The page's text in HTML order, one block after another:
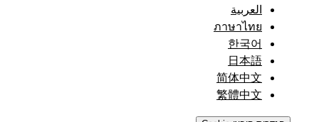
العربية
ภาษาไทย
한국어
日本語
简体中文
繁體中文